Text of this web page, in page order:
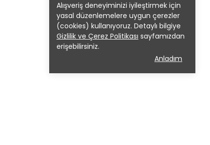
Alışveriş deneyiminizi iyileştirmek için
yasal düzenlemelere uygun çerezler
(cookies) kullanıyoruz. Detaylı bilgiye
Gizlilik ve Çerez Politikası sayfamızdan
erişebilirsiniz.
Anladım